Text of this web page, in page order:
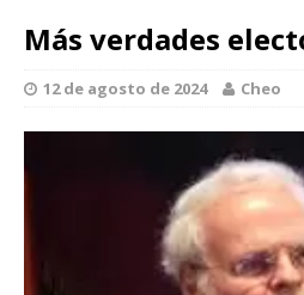
Más verdades
12 de agosto de 2024 Cheo